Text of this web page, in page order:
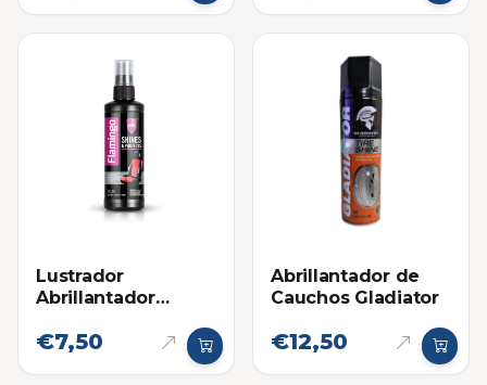
Lustrador
Abrillantador
€7,50
Abrillantador de
Cauchos Gladiator
€12,50